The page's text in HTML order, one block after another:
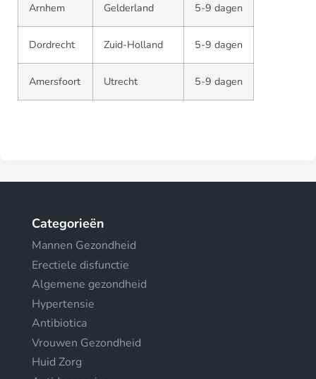
Arnhem Gelderland 5-9 dagen
Dordrecht Zuid-Holland 5-9 dagen
Amersfoort Utrecht 5-9 dagen
Categorieën
Mannen Gezondheid
Erectiele disfunctie
Algemene gezondheid
Hypertensie
Antibiotica
Vrouwen Gezondheid
Huid Zorg